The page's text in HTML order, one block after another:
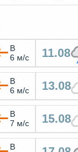
В
6 м/с
11.08
В
6 м/с
13.08
В
7 м/с
15.08
В